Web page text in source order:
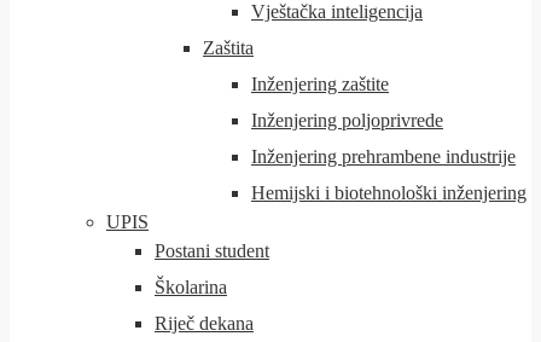
Vještačka inteligencija
Zaštita
Inženjering zaštite
Inženjering poljoprivrede
Inženjering prehrambene industrije
Hemijski i biotehnološki inženjering
UPIS
Postani student
Školarina
Riječ dekana